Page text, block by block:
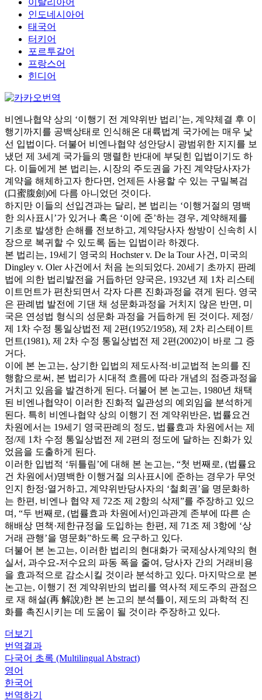
이탈리아어
인도네시아어
태국어
터키어
포르투갈어
프랑스어
힌디어
비엔나협약 상의 ‘이행기 전 계약위반 법리’는, 계약체결 후 이
행기까지를 공백상태로 인식해온 대륙법계 국가에는 매우 낯
선 입법이다. 더불어 비엔나협약 성안당시 광범위한 지지를 보
냈던 제 3세계 국가들의 맹렬한 반대에 부딪힌 입법이기도 하
다. 이들에게 본 법리는, 시장의 주도권을 가진 계약당사자가
계약을 해체하고자 한다면, 언제든 사용할 수 있는 구밀복검
(口蜜腹劍)에 다름 아니었던 것이다.
하지만 이들의 선입견과는 달리, 본 법리는 ‘이행거절의 명백
한 의사표시’가 있거나 혹은 ‘이에 준’하는 경우, 계약해제를
기초로 발생한 손해를 전보하고, 계약당사자 쌍방이 신속히 시
장으로 복귀할 수 있도록 돕는 입법이라 하겠다.
본 법리는, 19세기 영국의 Hochster v. De la Tour 사건, 미국의
Dingley v. Oler 사건에서 처음 논의되었다. 20세기 초까지 판례
법에 의한 법리발전을 거듭하던 양국은, 1932년 제 1차 리스테
이트먼트가 편찬되면서 각자 다른 진화과정을 겪게 된다. 영국
은 판례법 발전에 기댄 채 성문화과정을 거치지 않은 반면, 미
국은 연성법 형식의 성문화 과정을 거듭하게 된 것이다. 제정/
제 1차 수정 통일상법전 제 2편(1952/1958), 제 2차 리스테이트
먼트(1981), 제 2차 수정 통일상법전 제 2편(2002)이 바로 그 증
거다.
이에 본 논고는, 상기한 입법의 제도사적·비교법적 논의를 진
행함으로써, 본 법리가 시대적 흐름에 따라 개념의 점증과정을
거치고 있음을 발견하게 된다. 더불어 본 논고는, 1980년 채택
된 비엔나협약이 이러한 진화적 일관성의 예외임을 분석하게
된다. 특히 비엔나협약 상의 이행기 전 계약위반은, 법률요건
차원에서는 19세기 영국판례의 정도, 법률효과 차원에서는 제
정/제 1차 수정 통일상법전 제 2편의 정도에 달하는 진화가 있
었음을 도출하게 된다.
이러한 입법적 ‘뒤틀림’에 대해 본 논고는, “첫 번째로, (법률요
건 차원에서)명백한 이행거절 의사표시에 준하는 경우가 무엇
인지 한정·열거하고, 계약위반당사자의 ‘철회권’을 명문화하
는 한편, 비엔나 협약 제 72조 제 2항의 삭제”를 주장하고 있으
며, “두 번째로, (법률효과 차원에서)인과관계 존부에 따른 손
해배상 면책·제한규정을 도입하는 한편, 제 71조 제 3항에 ‘상
거래 관행’을 명문화”하도록 요구하고 있다.
더불어 본 논고는, 이러한 법리의 현대화가 국제상사계약의 현
실서, 과수요-저수요의 파동 폭을 줄여, 당사자 간의 거래비용
을 효과적으로 감소시킬 것이라 분석하고 있다. 마지막으로 본
논고는, 이행기 전 계약위반의 법리를 역사적 제도주의 관점으
로 재 해설(再 解說)한 본 논고의 분석틀이, 제도의 과학적 진
화를 촉진시키는 데 도움이 될 것이라 주장하고 있다.
더보기
번역결과
다국어 초록 (Multilingual Abstract)
영어
한국어
번역하기